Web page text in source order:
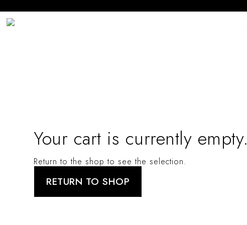
Your cart is currently empty.
RETURN TO SHOP